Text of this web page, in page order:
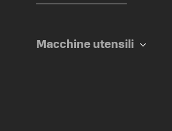
Macchine utensili